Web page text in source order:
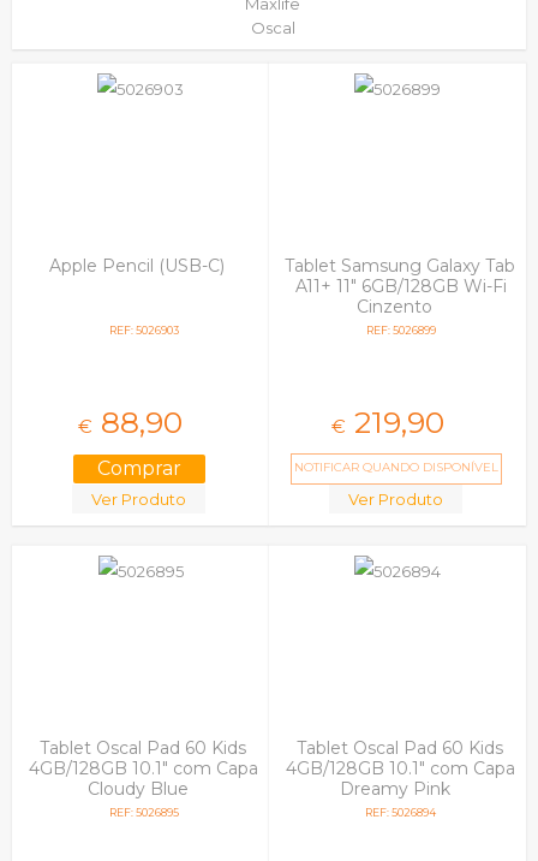
Oscal
Qubo
Apple Pencil (USB-C)
REF: 5026903
€ 88,90
Ver Produto
Tablet Samsung Galaxy Tab
A11+ 11" 6GB/128GB Wi-Fi
Cinzento
REF: 5026899
€ 219,90
NOTIFICAR QUANDO DISPONÍVEL
Ver Produto
Tablet Oscal Pad 60 Kids
4GB/128GB 10.1" com Capa
Cloudy Blue
REF: 5026895
Tablet Oscal Pad 60 Kids
4GB/128GB 10.1" com Capa
Dreamy Pink
REF: 5026894